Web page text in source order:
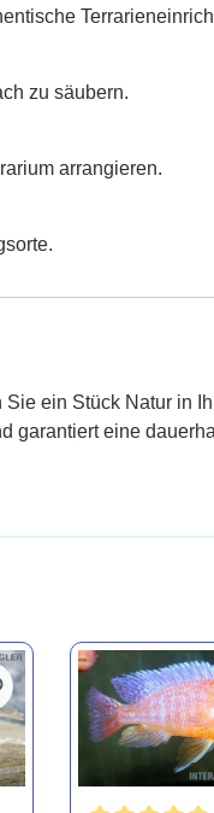
zu säubern.
arrangieren.
ein Stück Natur in
garantiert eine